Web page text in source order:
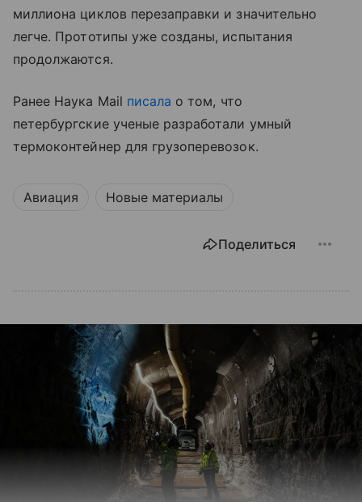
миллиона циклов перезаправки и значительно
легче. Прототипы уже созданы, испытания
продолжаются.
Ранее Наука Mail писала о том, что
петербургские ученые разработали умный
термоконтейнер для грузоперевозок.
Авиация Новые материалы
Поделиться